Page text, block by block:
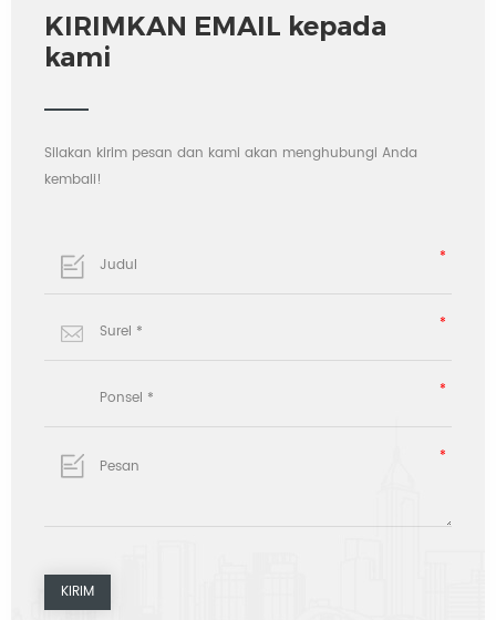
KIRIMKAN EMAIL kepada
kami
Silakan kirim pesan dan kami akan menghubungi Anda
kembali!